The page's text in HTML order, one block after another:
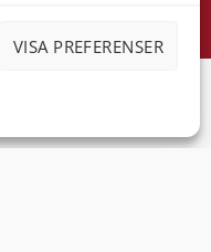
VISA PREFERENSER